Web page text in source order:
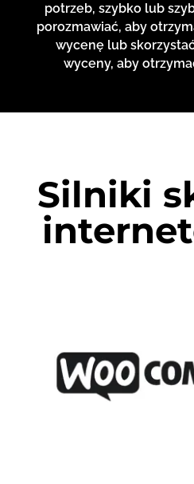
potrzeb, szybko lub
porozmawiać, aby
wycenę lub
wyceny, aby
Silniki